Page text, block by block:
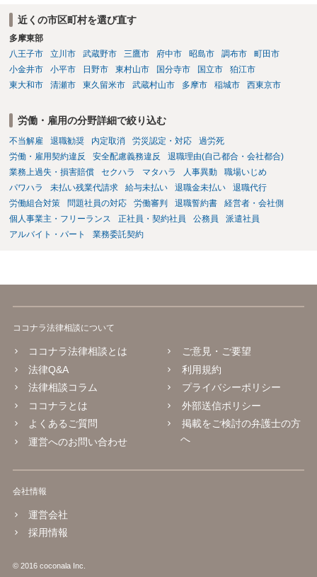
士にご相談下さい。
近くの市区町村を選び直す
多摩東部
八王子市
立川市 武蔵野市 三鷹市 府中市 昭島市 調布市
町田市
小金井市
小平市 日野市 東村山市 国分寺市 国立市
狛江市
東大和市
清瀬市 東久留米市 武蔵村山市 多摩市 稲城市 西東京市
労働・雇用の分野詳細で絞り込む
不当解雇 退職勧奨 内定取消 労災認定・対応
過労死
労働・雇用契約違反
安全配慮義務違反
退職理由(自己都合・会社都合)
業務上過失・損害賠償
セクハラ マタハラ 人事異動
職場いじめ
パワハラ
未払い残業代請求 給与未払い 退職金未払い
退職代行
労働組合対策
問題社員の対応 労働審判 退職誓約書
経営者・会社側
個人事業主・フリーランス
正社員・契約社員 公務員
派遣社員
アルバイト・パート
業務委託契約
ココナラ法律相談について
ココナラ法律相談とは
法律Q&A
法律相談コラム
ココナラとは
よくあるご質問
運営へのお問い合わせ
ご意見・ご要望
利用規約
プライバシーポリシー
外部送信ポリシー
掲載をご検討の弁護士の方
へ
会社情報
運営会社
採用情報
© 2016 coconala Inc.